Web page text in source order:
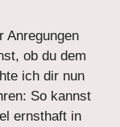
Anregungen
ob du dem
ich dir nun
So kannst
ernsthaft in